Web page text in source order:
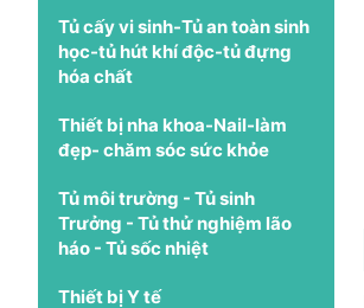
Tủ cấy vi sinh-Tủ an toàn sinh
học-tủ hút khí độc-tủ đựng
hóa chất
Thiết bị nha khoa-Nail-làm
đẹp- chăm sóc sức khỏe
Tủ môi trường - Tủ sinh
Trưởng - Tủ thử nghiệm lão
háo - Tủ sốc nhiệt
Thiết bị Y tế